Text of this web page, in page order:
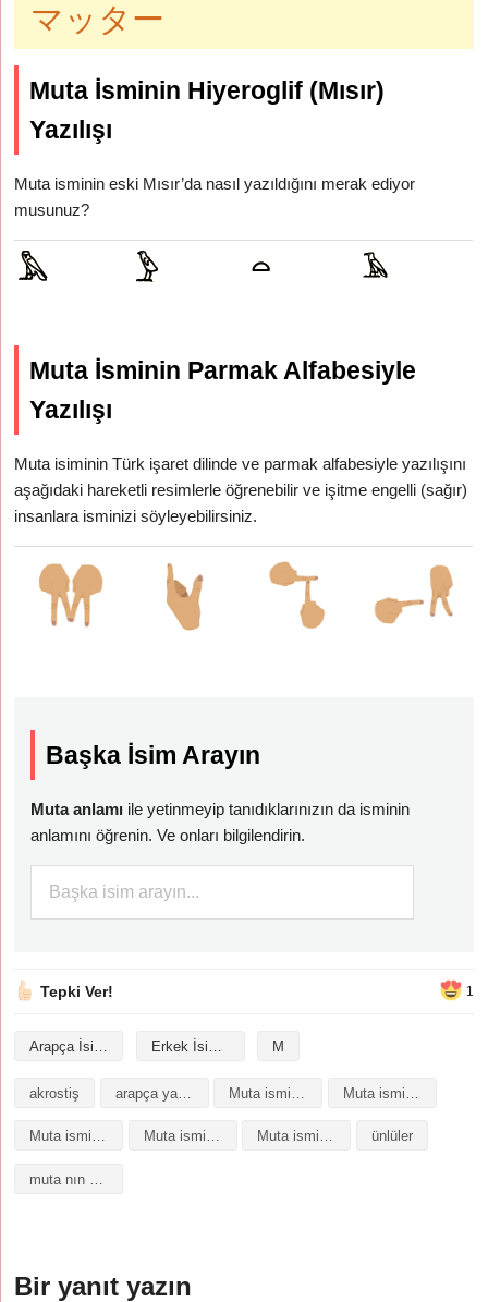
マッター
Muta İsminin Hiyeroglif (Mısır)
Yazılışı
Muta isminin eski Mısır’da nasıl yazıldığını merak ediyor
musunuz?
Muta İsminin Parmak Alfabesiyle
Yazılışı
Muta isiminin Türk işaret dilinde ve parmak alfabesiyle yazılışını
aşağıdaki hareketli resimlerle öğrenebilir ve işitme engelli (sağır)
insanlara isminizi söyleyebilirsiniz.
Başka İsim Arayın
Muta anlamı ile yetinmeyip tanıdıklarınızın da isminin
anlamını öğrenin. Ve onları bilgilendirin.
Tepki Ver! 1
Arapça İsimler Erkek İsimleri M
akrostiş arapça yazılışı
Muta isminin baş harfleriyle şiir Muta isminin kökeni Muta isminin numerolojisi ünlüler
Bir yanıt yazın